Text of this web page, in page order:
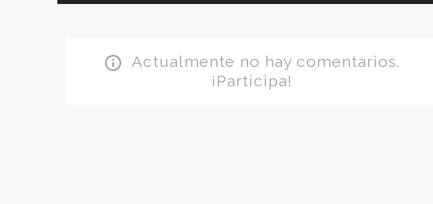
info_outline
Actualmente no hay comentarios.
¡Participa!